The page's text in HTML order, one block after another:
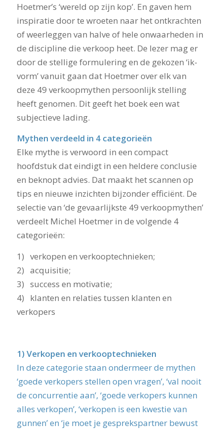
Hoetmer’s ‘wereld op zijn kop’. En gaven hem
inspiratie door te wroeten naar het ontkrachten
of weerleggen van halve of hele onwaarheden in
de discipline die verkoop heet. De lezer mag er
door de stellige formulering en de gekozen ‘ik-
vorm’ vanuit gaan dat Hoetmer over elk van
deze 49 verkoopmythen persoonlijk stelling
heeft genomen. Dit geeft het boek een wat
subjectieve lading.
Mythen verdeeld in 4 categorieën
Elke mythe is verwoord in een compact
hoofdstuk dat eindigt in een heldere conclusie
en beknopt advies. Dat maakt het scannen op
tips en nieuwe inzichten bijzonder efficiënt. De
selectie van ‘de gevaarlijkste 49 verkoopmythen’
verdeelt Michel Hoetmer in de volgende 4
categorieën:
1) verkopen en verkooptechnieken;
2) acquisitie;
3) success en motivatie;
4) klanten en relaties tussen klanten en
verkopers
1) Verkopen en verkooptechnieken
In deze categorie staan ondermeer de mythen
‘goede verkopers stellen open vragen’, ‘val nooit
de concurrentie aan’, ‘goede verkopers kunnen
alles verkopen’, ‘verkopen is een kwestie van
gunnen’ en ‘je moet je gesprekspartner bewust